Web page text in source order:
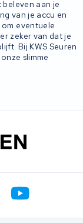
aan je
van je accu en
eventuele
zeker van dat je
Bij KWS Seuren
slimme